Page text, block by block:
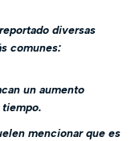
diversas
comunes:
un aumento
tiempo.
mencionar que es